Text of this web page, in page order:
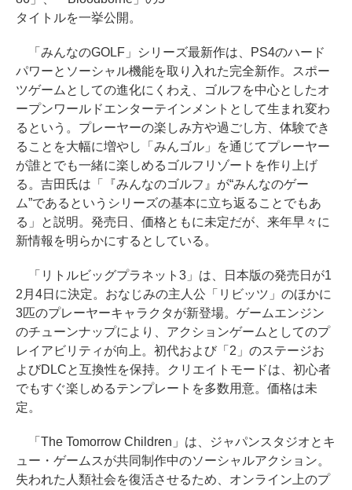
タイトルを一挙公開。
「みんなのGOLF」シリーズ最新作は、PS4のハード
パワーとソーシャル機能を取り入れた完全新作。スポー
ツゲームとしての進化にくわえ、ゴルフを中心としたオ
ープンワールドエンターテインメントとして生まれ変わ
るという。プレーヤーの楽しみ方や過ごし方、体験でき
ることを大幅に増やし「みんゴル」を通じてプレーヤー
が誰とでも一緒に楽しめるゴルフリゾートを作り上げ
る。吉田氏は「『みんなのゴルフ』が“みんなのゲー
ム”であるというシリーズの基本に立ち返ることでもあ
る」と説明。発売日、価格ともに未定だが、来年早々に
新情報を明らかにするとしている。
「リトルビッグプラネット3」は、日本版の発売日が1
2月4日に決定。おなじみの主人公「リビッツ」のほかに
3匹のプレーヤーキャラクタが新登場。ゲームエンジン
のチューンナップにより、アクションゲームとしてのプ
レイアビリティが向上。初代および「2」のステージお
よびDLCと互換性を保持。クリエイトモードは、初心者
でもすぐ楽しめるテンプレートを多数用意。価格は未
定。
「The Tomorrow Children」は、ジャパンスタジオとキ
ュー・ゲームスが共同制作中のソーシャルアクション。
失われた人類社会を復活させるため、オンライン上のプ